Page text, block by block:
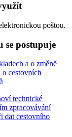
poštou.
se postupuje
a o změně
cestovních
technické
zpracovávání
dat cestovního